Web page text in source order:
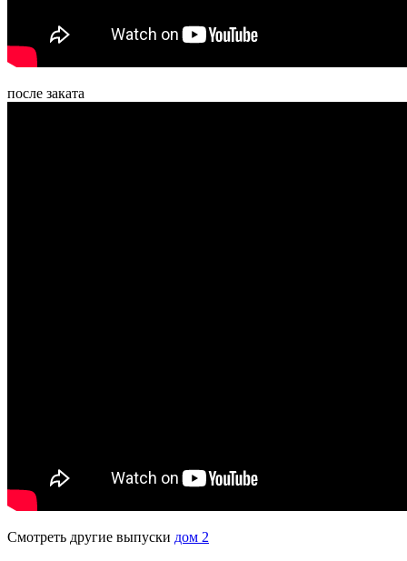
после заката
Смотреть другие выпуски дом 2